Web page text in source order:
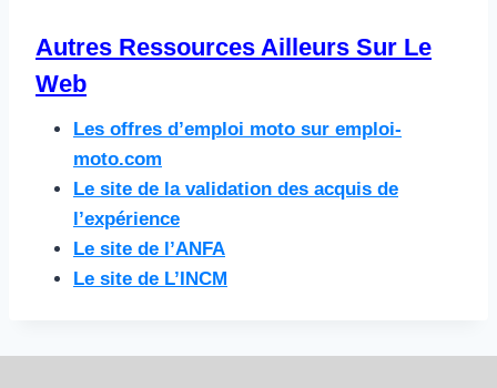
Autres Ressources Ailleurs Sur Le
Web​
Les offres d’emploi moto sur emploi-
moto.com
Le site de la validation des acquis de
l’expérience
Le site de l’ANFA
Le site de L’INCM